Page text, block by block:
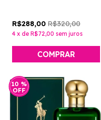
R$288,00 R$320,00
4 x de R$72,00 sem juros
10 %
OFF